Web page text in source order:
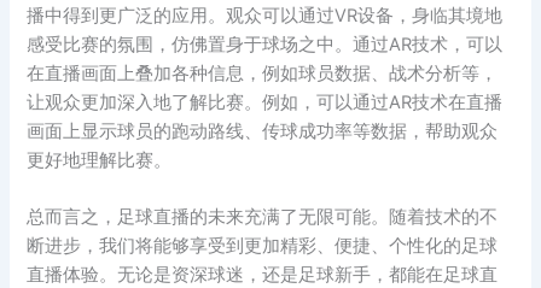
播中得到更广泛的应用。观众可以通过VR设备，身临其境地
感受比赛的氛围，仿佛置身于球场之中。通过AR技术，可以
在直播画面上叠加各种信息，例如球员数据、战术分析等，
让观众更加深入地了解比赛。例如，可以通过AR技术在直播
画面上显示球员的跑动路线、传球成功率等数据，帮助观众
更好地理解比赛。
总而言之，足球直播的未来充满了无限可能。随着技术的不
断进步，我们将能够享受到更加精彩、便捷、个性化的足球
直播体验。无论是资深球迷，还是足球新手，都能在足球直